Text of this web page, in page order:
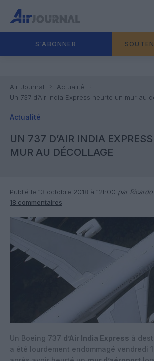
S'ABONNER
Air Journal
Actualité
Un 737 d’Air India Express heurte un mur au
Actualité
UN 737 D’AIR INDIA
MUR AU DÉCOLLAGE
Publié le 13 octobre 2018 à 12h00 par
18 commentaires
Un Boeing 737 d’Air India Express à
a été lourdement endommagé vendredi